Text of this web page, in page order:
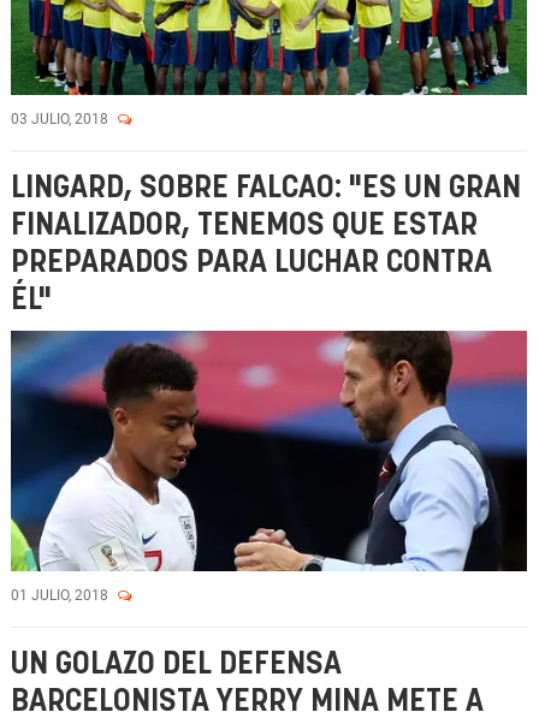
03 JULIO, 2018
LINGARD, SOBRE FALCAO: "ES UN GRAN
FINALIZADOR, TENEMOS QUE ESTAR
PREPARADOS PARA LUCHAR CONTRA
ÉL"
01 JULIO, 2018
UN GOLAZO DEL DEFENSA
BARCELONISTA YERRY MINA METE A